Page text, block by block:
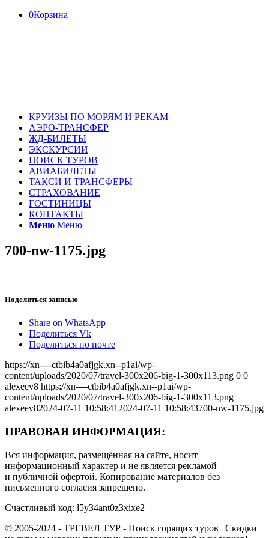
0Корзина
КРУИЗЫ ПО МОРЯМ И РЕКАМ
АЭРО-ТРАНСФЕР
ЖД-БИЛЕТЫ
ЭКСКУРСИИ
ПОИСК ТУРОВ
АВИАБИЛЕТЫ
ТАКСИ И ТРАНСФЕРЫ
СТРАХОВАНИЕ
ГОСТИНИЦЫ
КОНТАКТЫ
Меню Меню
700-nw-1175.jpg
Поделиться записью
Share on WhatsApp
Поделиться Vk
Поделиться по почте
https://xn----ctbib4a0afjgk.xn--p1ai/wp-
content/uploads/2020/07/travel-300x206-big-1-300x113.png 0 0
alexeev8 https://xn----ctbib4a0afjgk.xn--p1ai/wp-
content/uploads/2020/07/travel-300x206-big-1-300x113.png
alexeev82024-07-11 10:58:41 2024-07-11 10:58:43700-nw-1175.jpg
ПРАВОВАЯ ИНФОРМАЦИЯ:
Вся информация, размещённая на сайте, носит
информационный характер и не является рекламой
и публичной офертой. Копирование материалов без
письменного согласия запрещено.
Счастливый код: l5y34ant0z3xixe2
© 2005-2024 - ТРЕВЕЛ ТУР - Поиск горящих туров | Скидки